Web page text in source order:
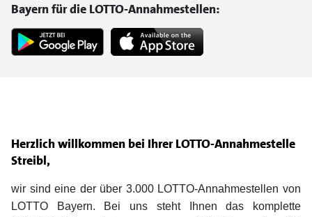
Herzlich willkommen bei Ihrer LOTTO-Annahmestelle
Streibl,
wir sind eine der über 3.000 LOTTO-Annahmestellen von
LOTTO Bayern. Bei uns steht Ihnen das komplette
Bayern für die LOTTO-Annahmestellen: